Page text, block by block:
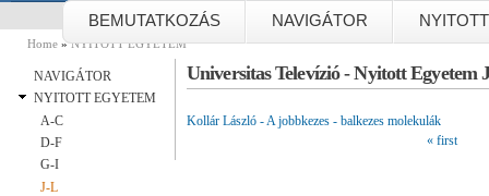
BEMUTATKOZÁS NAVIGÁTOR
You are here
Home »NYITOTT EGYETEM
NAVIGÁTOR
NYITOTT EGYETEM
A-C
D-F
G-I
J-L
Universitas Televízió - Nyitott Egyetem
Kollár László - A jobbkezes - balkezes molekulák
« first